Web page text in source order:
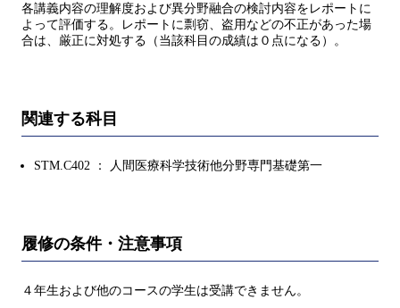
各講義内容の理解度および異分野融合の検討内容をレポートに
よって評価する。レポートに剽窃、盗用などの不正があった場
合は、厳正に対処する（当該科目の成績は０点になる）。
関連する科目
STM.C402 ： 人間医療科学技術他分野専門基礎第一
履修の条件・注意事項
４年生および他のコースの学生は受講できません。